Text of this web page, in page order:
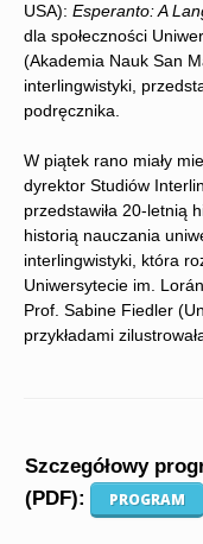
USA): Esperanto: A
dla społeczności
(Akademia Nauk San
interlingwistyki,
podręcznika.
W piątek rano miały
dyrektor Studiów
przedstawiła 20-letnią
historią nauczania
interlingwistyki, która
Uniwersytecie im.
Prof. Sabine Fiedler
przykładami
Szczegółowy
(PDF):
PROGRAM